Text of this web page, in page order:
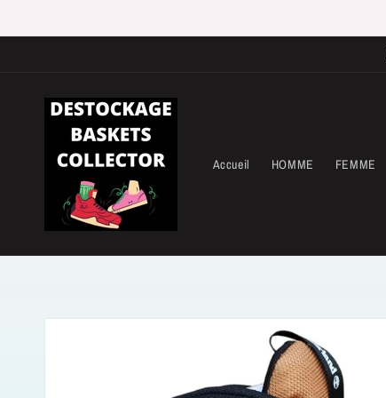
au
Accueil HOMME FEMME
Passer aux